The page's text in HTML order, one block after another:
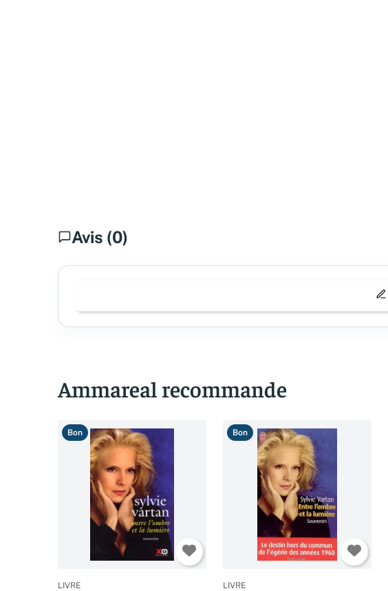
Avis (0)
Ammareal recommande
Bon
LIVRE
Bon
LIVRE